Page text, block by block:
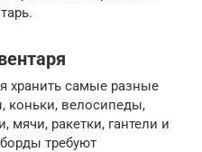
хранить самые разные
коньки, велосипеды,
мячи, ракетки, гантели и
требуют